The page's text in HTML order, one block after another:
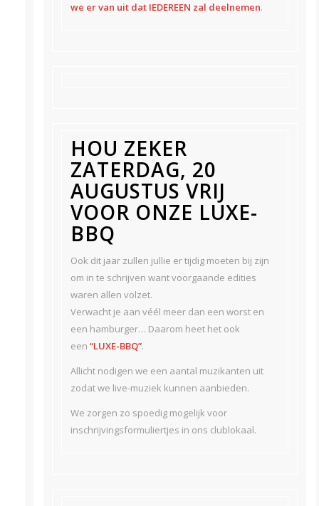
we er van uit dat IEDEREEN zal deelnemen.
HOU ZEKER
ZATERDAG, 20
AUGUSTUS VRIJ
VOOR ONZE LUXE-
BBQ
Ook dit jaar zullen jullie er tijdig moeten bij zijn
om in te schrijven want voorgaande edities
waren allen volzet.
Verwacht je aan véél meer dan een worst en
een hamburger… Daarom heet het ook
een “LUXE-BBQ”.
Allicht nodigen we een aantal muzikanten uit
zodat we live-muziek kunnen aanbieden.
We zorgen zo spoedig mogelijk voor
inschrijvingsformuliertjes in ons clublokaal.